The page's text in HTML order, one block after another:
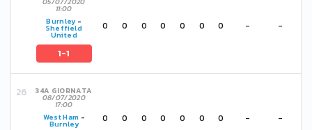
11:00
Burnley-
Sheffield
United
1-1
0 0 0 0 0 0 0 - -
34A GIORNATA
08/07/2020
17:00
West Ham -
Burnley 0 0 0 0 0 0 0 - -